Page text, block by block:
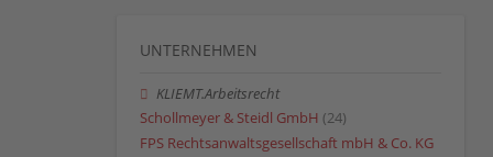
UNTERNEHMEN
KLIEMT.Arbeitsrecht
Schollmeyer & Steidl GmbH (24)
FPS Rechtsanwaltsgesellschaft mbH & Co. KG